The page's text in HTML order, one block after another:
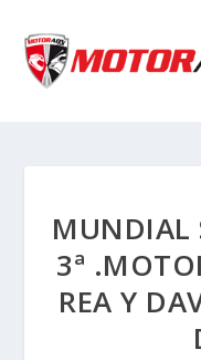
MUNDIAL
3ª
REA Y